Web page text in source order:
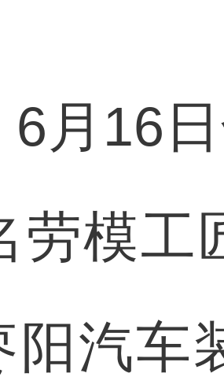
16日
劳模工
阳汽车